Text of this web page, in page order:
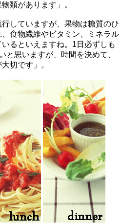
類があります」。
していますが、果物は糖質のひ
食物繊維やビタミン、ミネラル
るといえますね。1日必ずしも
と思いますが、時間を決めて、
切です」。